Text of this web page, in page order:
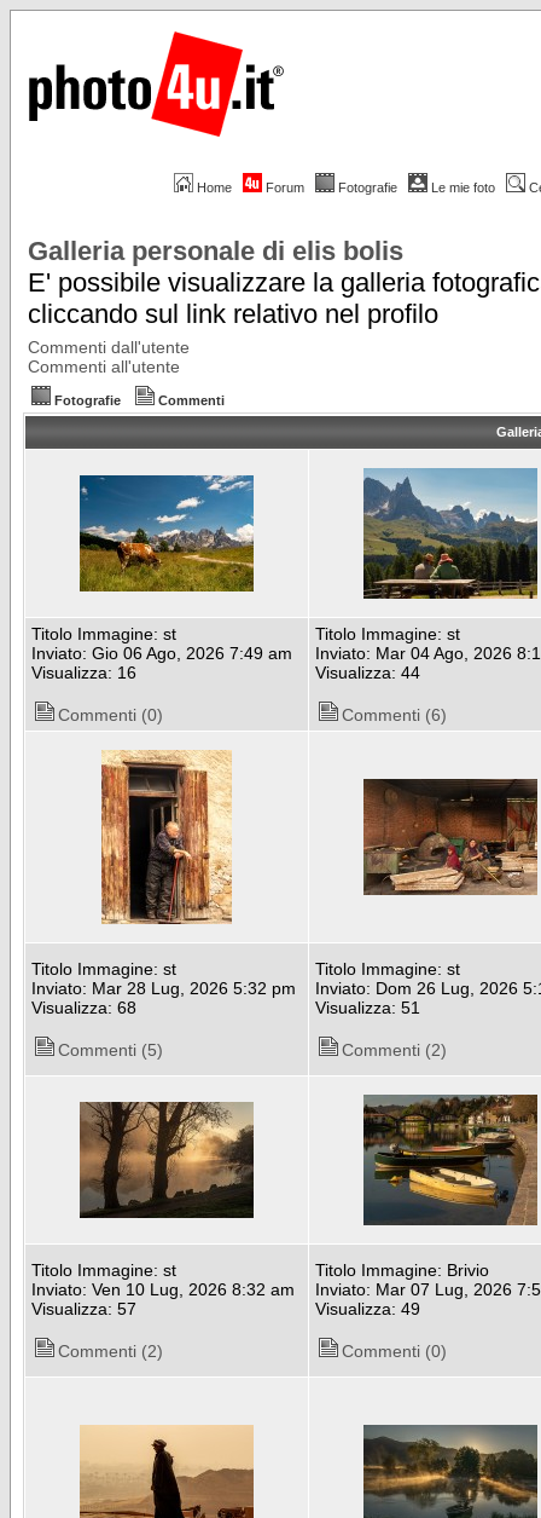
Home Forum Fotografie Le mie foto
Galleria personale di elis bolis
E' possibile visualizzare la galleria
cliccando sul link relativo nel profilo
Commenti dall'utente
Commenti all'utente
Fotografie Commenti
Titolo Immagine: st
Inviato: Gio 06 Ago, 2026 7:49 am
Visualizza: 16
Commenti (0)
Titolo Immagine: st
Inviato: Mar 04 Ago, 2026
Visualizza: 44
Commenti (6)
Titolo Immagine: st
Inviato: Mar 28 Lug, 2026 5:32 pm
Visualizza: 68
Commenti (5)
Titolo Immagine: st
Inviato: Dom 26 Lug, 2026
Visualizza: 51
Commenti (2)
Titolo Immagine: st
Inviato: Ven 10 Lug, 2026 8:32 am
Visualizza: 57
Commenti (2)
Titolo Immagine: Brivio
Inviato: Mar 07 Lug, 2026
Visualizza: 49
Commenti (0)